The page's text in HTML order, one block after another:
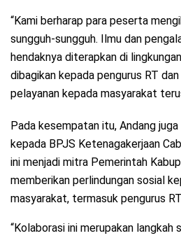
“Kami berharap para peserta
sungguh-sungguh. Ilmu dan
hendaknya diterapkan di
dibagikan kepada pengurus RT
pelayanan kepada masyarakat
Pada kesempatan itu, Andang
kepada BPJS Ketenagakerjaan
ini menjadi mitra Pemerintah
memberikan perlindungan sosial
masyarakat, termasuk pengurus
“Kolaborasi ini merupakan